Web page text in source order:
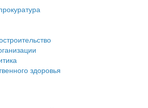
здоровья